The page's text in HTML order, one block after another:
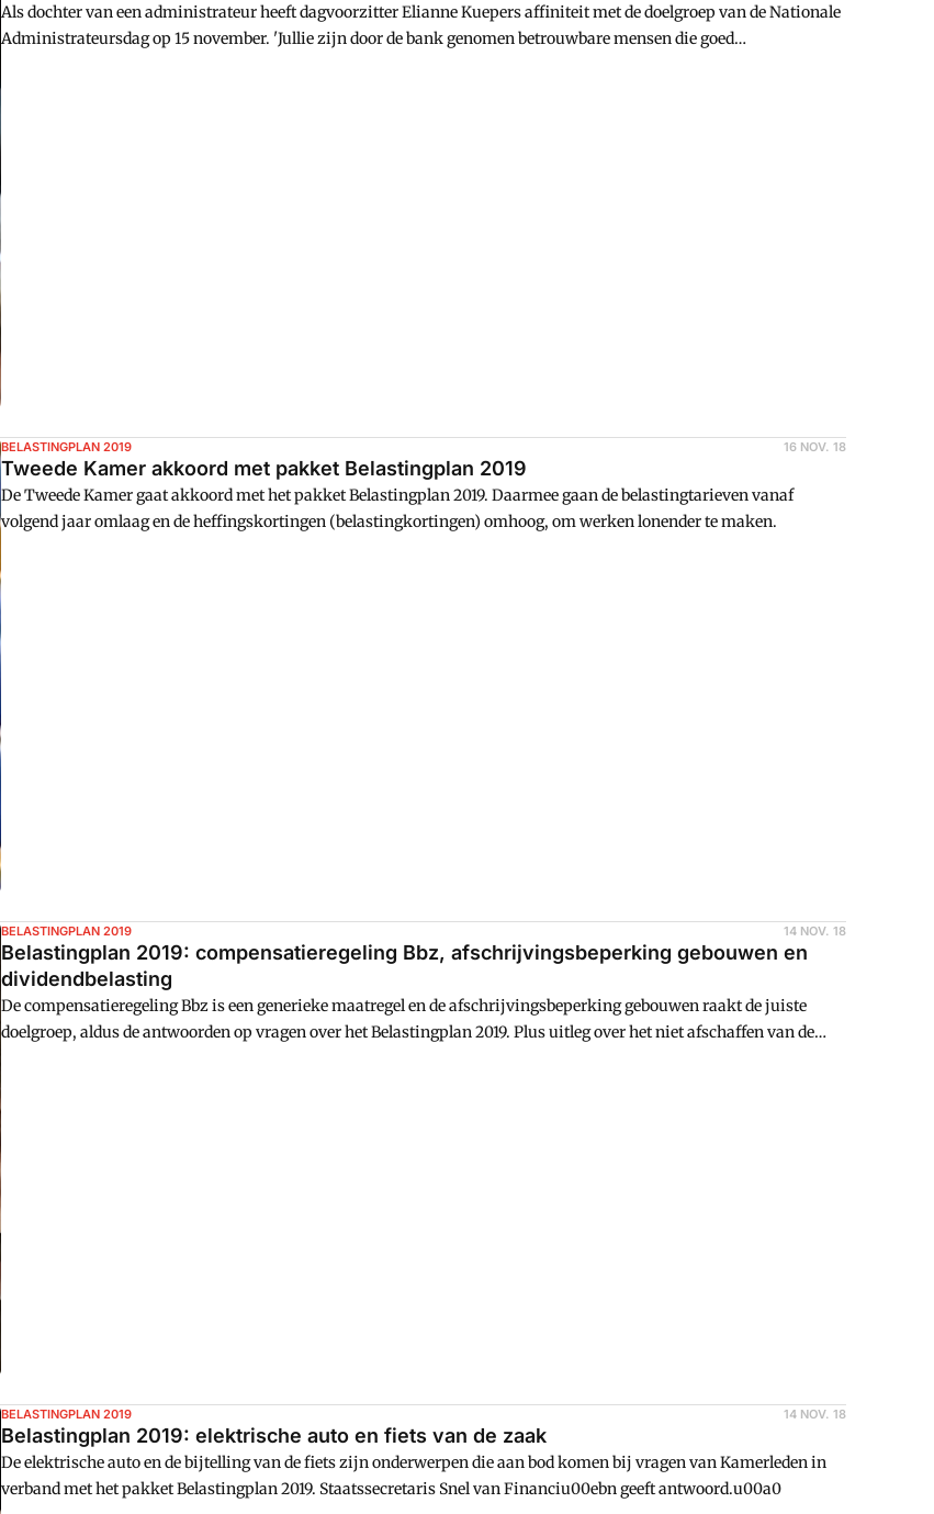
Als dochter van een administrateur heeft dagvoorzitter Elianne Kuepers affiniteit met de doelgroep van de Nationale
Administrateursdag op 15 november. 'Jullie zijn door de bank genomen betrouwbare mensen die goed
BELASTINGPLAN 2019 16 NOV. 18
Tweede Kamer akkoord met pakket Belastingplan 2019
De Tweede Kamer gaat akkoord met het pakket Belastingplan 2019. Daarmee gaan de belastingtarieven vanaf
volgend jaar omlaag en de heffingskortingen (belastingkortingen) omhoog, om werken lonender te maken.
BELASTINGPLAN 2019 14 NOV. 18
Belastingplan 2019: compensatieregeling Bbz, afschrijvingsbeperking gebouwen en
dividendbelasting
De compensatieregeling Bbz is een generieke maatregel en de afschrijvingsbeperking gebouwen raakt de juiste
doelgroep, aldus de antwoorden op vragen over het Belastingplan 2019. Plus uitleg over het niet afschaffen van de
BELASTINGPLAN 2019 14 NOV. 18
Belastingplan 2019: elektrische auto en fiets van de zaak
De elektrische auto en de bijtelling van de fiets zijn onderwerpen die aan bod komen bij vragen van Kamerleden in
verband met het pakket Belastingplan 2019. Staatssecretaris Snel van Financiu00ebn geeft antwoord.u00a0